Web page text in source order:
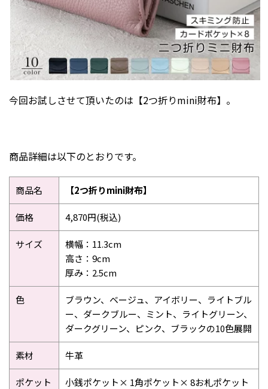
2019年12月
2019年4月
2018年12月
2018年11月
2018年1月
2017年10月
2017年6月
2016年1月
2015年8月
2015年3月
今回お試しさせて頂いたのは【2つ折りmini財布】。
商品詳細は以下のとおりです。
商品名 【2つ折りmini財布】
価格 4,870円(税込)
サイズ
横幅：11.3cm
高さ：9cm
厚み：2.5cm
色
ブラウン、ベージュ、アイボリー、ライトブル
ー、ダークブルー、ミント、ライトグリーン、
ダークグリーン、ピンク、ブラックの10色展開
素材 牛革
ポケット
小銭ポケット× 1角ポケット× 8お札ポケット